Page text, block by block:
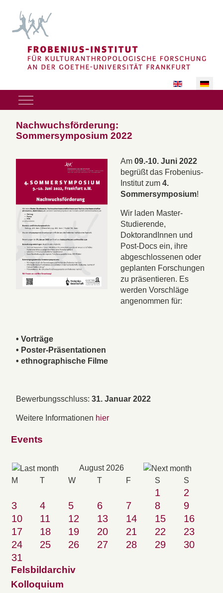
Sprache
Mobile Menu Toggle
Nachwuchsförderung:
Sommersymposium 2022
Am 09.-10. Juni 2022
begrüßt das Frobenius-
Institut zum 4.
Sommersymposium!
Wir laden Master-
Studierende,
DoktorandInnen und
Post-Docs ein, ihre
abgeschlossenen oder
geplanten Forschungen
zu präsentieren. Es
werden Vorschläge
angenommen für:
• Vorträge
• Poster-Präsentationen
• ethnographische Filme
Bewerbungsschluss: 31. Januar 2022
Weitere Informationen hier
Events
August 2026
M T W T F S S
1
2
3
4 5 6 7 8
9
10
11 12 13 14 15
16
17
18 19 20 21 22
23
24
25 26 27 28 29
30
31
Felsbildarchiv
Kolloquium